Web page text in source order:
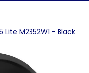
M2352W1 - Black